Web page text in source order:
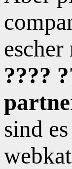
????
sind